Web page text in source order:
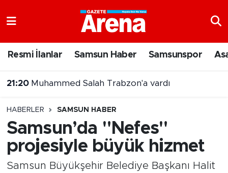
Resmi İlanlar Samsun Haber Samsunspor
20:43 Şehit Yakınları ve Gazilere Yönelik Kanun Teklifi Komisyonda
HABERLER SAMSUN HABER
Samsun’da "Nefes"
projesiyle büyük hizmet
Samsun Büyükşehir Belediye Başkanı Halit
Süper Lig Puan Durumu ve Fikstür
Tüm Manşetler